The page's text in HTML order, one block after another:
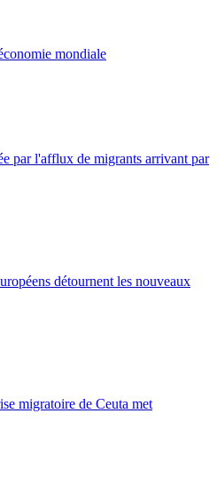
mondiale
par l'afflux de migrants arrivant par
détournent les nouveaux
migratoire de Ceuta met